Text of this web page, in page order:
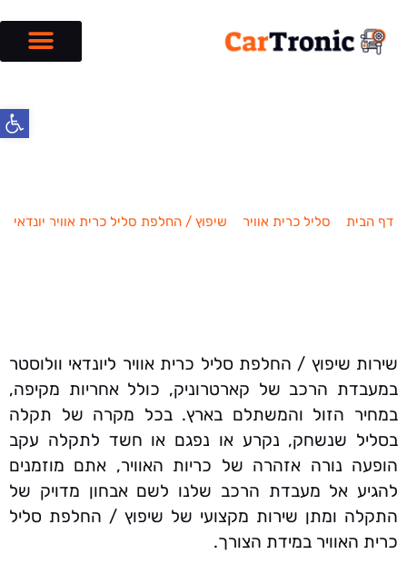
פתח
דף הבית סליל כרית אוויר
שיפוץ / החלפת סליל כרית אוויר יונדאי
שירות שיפוץ / החלפת סליל כרית אוויר ליונדאי וולוסטר
במעבדת הרכב של קארטרוניק, כולל אחריות מקיפה,
במחיר הזול והמשתלם בארץ. בכל מקרה של תקלה
בסליל שנשחק, נקרע או נפגם או חשד לתקלה עקב
הופעה נורה אזהרה של כריות האוויר, אתם מוזמנים
להגיע אל מעבדת הרכב שלנו לשם אבחון מדויק של
התקלה ומתן שירות מקצועי של שיפוץ / החלפת סליל
כרית האוויר במידת הצורך.